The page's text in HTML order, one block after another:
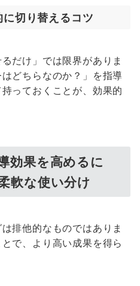
切り替えるコツ
だけ」では限界がありま
どちらなのか？」を指導
っておくことが、効果的
効果を高めるに
軟な使い分け
排他的なものではありま
で、より高い成果を得ら